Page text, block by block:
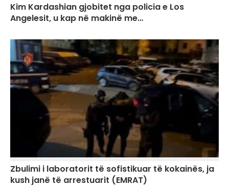
Kim Kardashian gjobitet nga policia e Los
Angelesit, u kap në makinë me…
Zbulimi i laboratorit të sofistikuar të kokainës, ja
kush janë të arrestuarit (EMRAT)